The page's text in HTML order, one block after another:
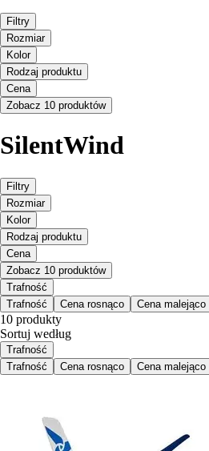
Filtry
Rozmiar
Kolor
Rodzaj produktu
Cena
Zobacz 10 produktów
SilentWind
Filtry
Rozmiar
Kolor
Rodzaj produktu
Cena
Zobacz 10 produktów
Trafność
Trafność
Cena rosnąco Cena malejąco
10 produkty
Sortuj według
Trafność
Trafność
Cena rosnąco Cena malejąco